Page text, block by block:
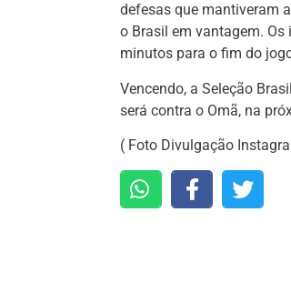
defesas que mantiveram
o Brasil em vantagem.
minutos para o fim do
Vencendo, a Seleção
será contra o Omã, na
( Foto Divulgação